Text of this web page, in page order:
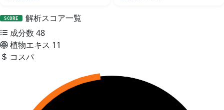
SCORE
解析スコア一覧
成分数 48
植物エキス 11
コスパ